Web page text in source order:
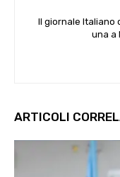
Il giornale Italiano
una a
ARTICOLI